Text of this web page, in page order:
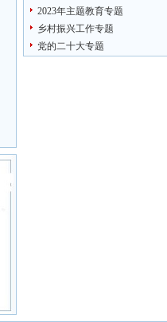
2023年主题教育专题
乡村振兴工作专题
党的二十大专题